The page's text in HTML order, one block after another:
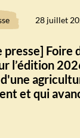
28 juillet
Foire
l’édition
et qui